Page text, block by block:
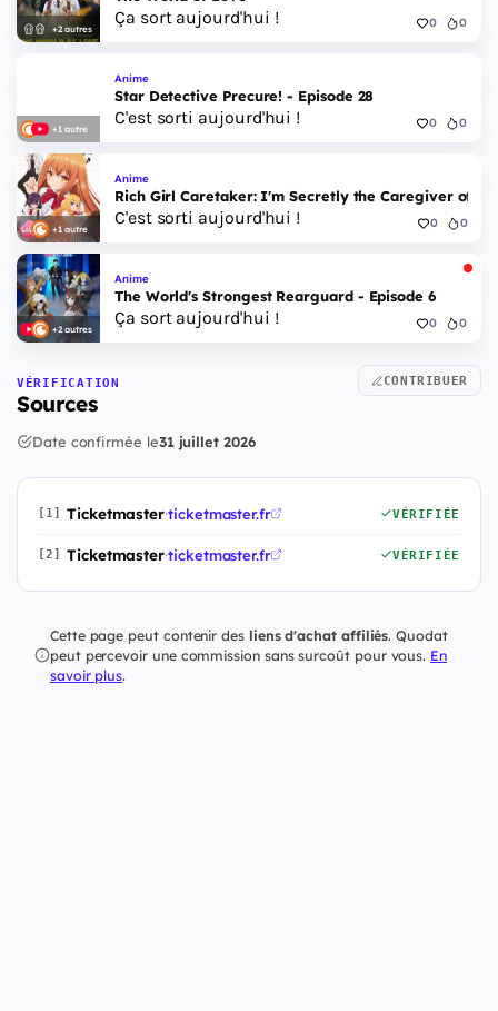
+2 autres
Ça sort aujourd'hui ! 0 0
+1 autre
Anime
Star Detective Precure! - Episode 28
C'est sorti aujourd'hui ! 0 0
+1 autre
Anime
Rich Girl Caretaker: I'm Secretly the Caregiver of
C'est sorti aujourd'hui ! 0 0
+2 autres
Anime
The World's Strongest Rearguard - Episode 6
Ça sort aujourd'hui ! 0 0
VÉRIFICATION
Sources
CONTRIBUER
Date confirmée le31 juillet 2026
[1] Ticketmaster·ticketmaster.fr VÉRIFIÉE
[2] Ticketmaster·ticketmaster.fr VÉRIFIÉE
Cette page peut contenir des liens d'achat affiliés. Quodat
peut percevoir une commission sans surcoût pour vous. En
savoir plus.